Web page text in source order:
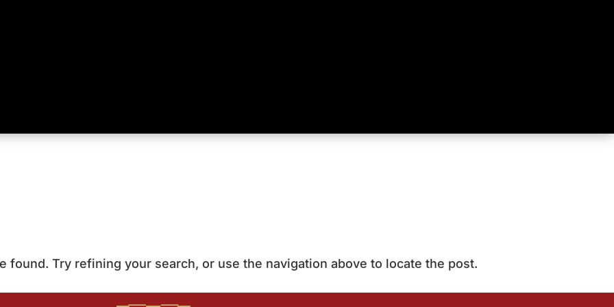
found. Try refining your search, or use the navigation above to locate the post.